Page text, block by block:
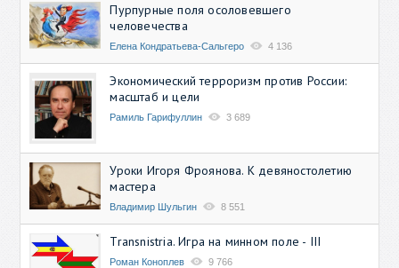
Пурпурные поля осоловевшего
человечества
Елена Кондратьева-Сальгеро 4 136
Экономический терроризм против России:
масштаб и цели
Рамиль Гарифуллин 3 689
Уроки Игоря Фроянова. К девяностолетию
мастера
Владимир Шульгин 8 551
Transnistria. Игра на минном поле - III
Роман Коноплев 9 766